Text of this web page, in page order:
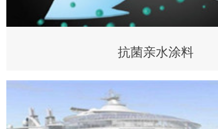
抗菌亲水涂料